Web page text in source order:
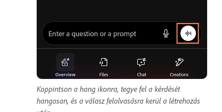
Koppintson a hang ikonra, tegye fel a kérdését
hangosan, és a válasz felolvasásra kerül a létrehozás